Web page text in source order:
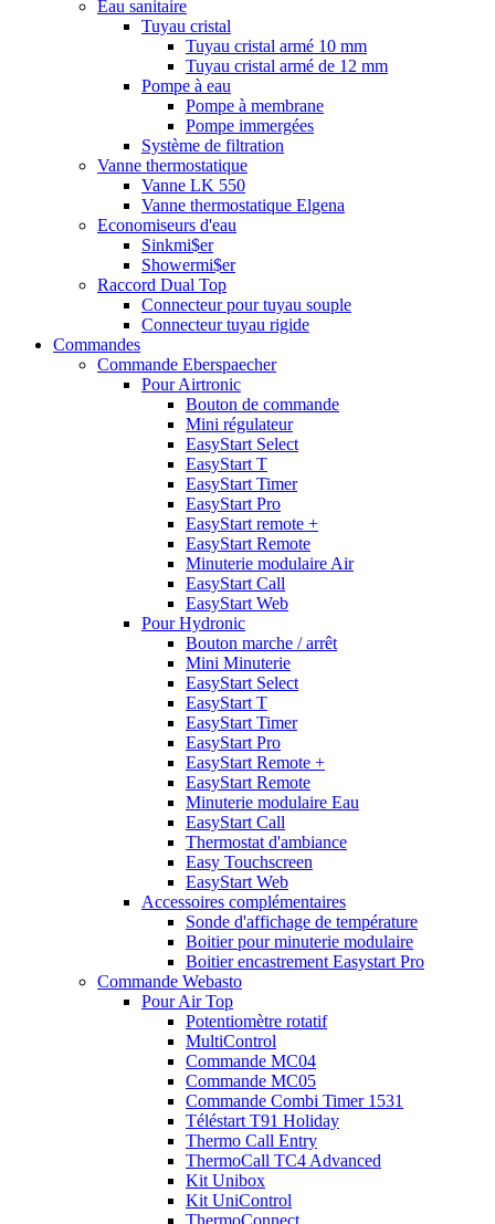
Eau sanitaire
Tuyau cristal
Tuyau cristal armé 10 mm
Tuyau cristal armé de 12 mm
Pompe à eau
Pompe à membrane
Pompe immergées
Système de filtration
Vanne thermostatique
Vanne LK 550
Vanne thermostatique Elgena
Economiseurs d'eau
Sinkmi$er
Showermi$er
Raccord Dual Top
Connecteur pour tuyau souple
Connecteur tuyau rigide
Commandes
Commande Eberspaecher
Pour Airtronic
Bouton de commande
Mini régulateur
EasyStart Select
EasyStart T
EasyStart Timer
EasyStart Pro
EasyStart remote +
EasyStart Remote
Minuterie modulaire Air
EasyStart Call
EasyStart Web
Pour Hydronic
Bouton marche / arrêt
Mini Minuterie
EasyStart Select
EasyStart T
EasyStart Timer
EasyStart Pro
EasyStart Remote +
EasyStart Remote
Minuterie modulaire Eau
EasyStart Call
Thermostat d'ambiance
Easy Touchscreen
EasyStart Web
Accessoires complémentaires
Sonde d'affichage de température
Boitier pour minuterie modulaire
Boitier encastrement Easystart Pro
Commande Webasto
Pour Air Top
Potentiomètre rotatif
MultiControl
Commande MC04
Commande MC05
Commande Combi Timer 1531
Téléstart T91 Holiday
Thermo Call Entry
ThermoCall TC4 Advanced
Kit Unibox
Kit UniControl
ThermoConnect